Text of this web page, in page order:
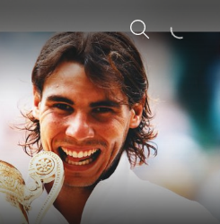
Sök